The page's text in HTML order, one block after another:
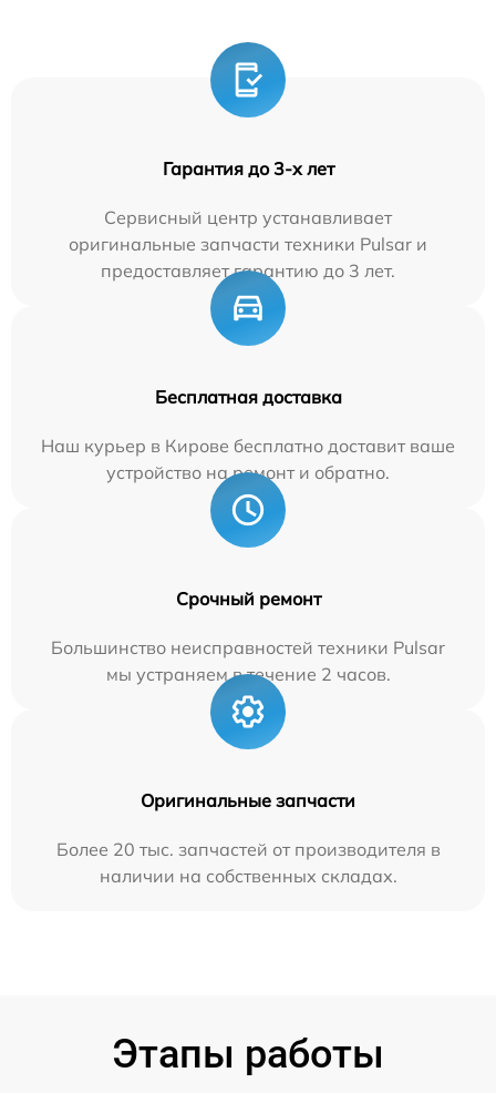
Гарантия до 3-х лет
Сервисный центр устанавливает
оригинальные запчасти техники Pulsar и
предоставляет гарантию до 3 лет.
Бесплатная доставка
Наш курьер в Кирове бесплатно доставит ваше
устройство на ремонт и обратно.
Срочный ремонт
Большинство неисправностей техники Pulsar
мы устраняем в течение 2 часов.
Оригинальные запчасти
Более 20 тыс. запчастей от производителя в
наличии на собственных складах.
Этапы работы